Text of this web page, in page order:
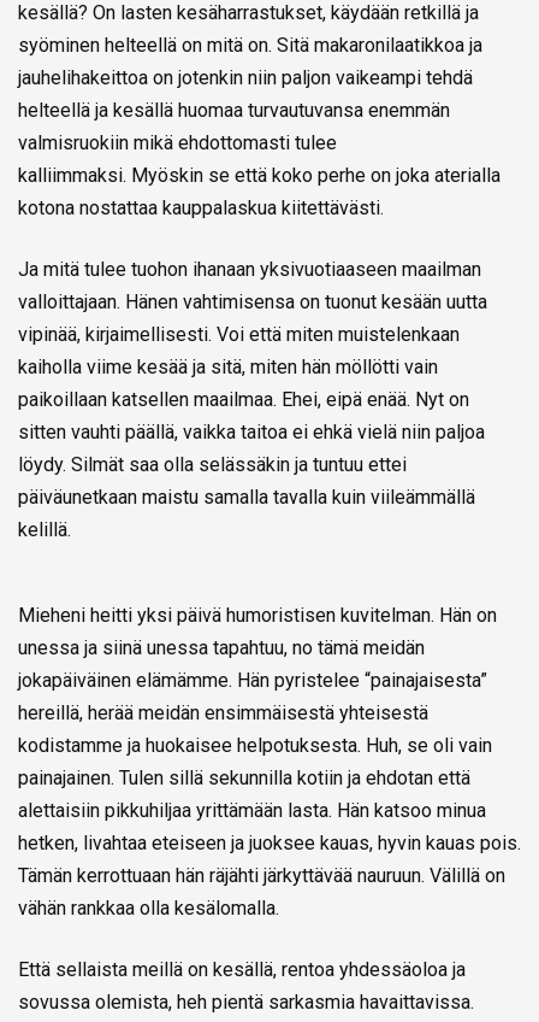
kesällä? On lasten kesäharrastukset, käydään retkillä ja
syöminen helteellä on mitä on. Sitä makaronilaatikkoa ja
jauhelihakeittoa on jotenkin niin paljon vaikeampi tehdä
helteellä ja kesällä huomaa turvautuvansa enemmän
valmisruokiin mikä ehdottomasti tulee
kalliimmaksi. Myöskin se että koko perhe on joka aterialla
kotona nostattaa kauppalaskua kiitettävästi.
Ja mitä tulee tuohon ihanaan yksivuotiaaseen maailman
valloittajaan. Hänen vahtimisensa on tuonut kesään uutta
vipinää, kirjaimellisesti. Voi että miten muistelenkaan
kaiholla viime kesää ja sitä, miten hän möllötti vain
paikoillaan katsellen maailmaa. Ehei, eipä enää. Nyt on
sitten vauhti päällä, vaikka taitoa ei ehkä vielä niin paljoa
löydy. Silmät saa olla selässäkin ja tuntuu ettei
päiväunetkaan maistu samalla tavalla kuin viileämmällä
kelillä.
Mieheni heitti yksi päivä humoristisen kuvitelman. Hän on
unessa ja siinä unessa tapahtuu, no tämä meidän
jokapäiväinen elämämme. Hän pyristelee “painajaisesta”
hereillä, herää meidän ensimmäisestä yhteisestä
kodistamme ja huokaisee helpotuksesta. Huh, se oli vain
painajainen. Tulen sillä sekunnilla kotiin ja ehdotan että
alettaisiin pikkuhiljaa yrittämään lasta. Hän katsoo minua
hetken, livahtaa eteiseen ja juoksee kauas, hyvin kauas pois.
Tämän kerrottuaan hän räjähti järkyttävää nauruun. Välillä on
vähän rankkaa olla kesälomalla.
Että sellaista meillä on kesällä, rentoa yhdessäoloa ja
sovussa olemista, heh pientä sarkasmia havaittavissa.